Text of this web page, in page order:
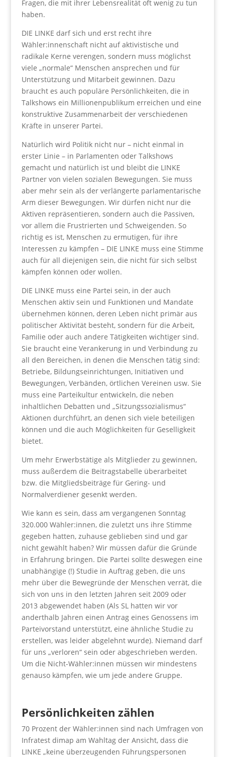
Fragen, die mit ihrer Lebensrealität oft wenig zu tun
haben.
DIE LINKE darf sich und erst recht ihre
Wähler:innenschaft nicht auf aktivistische und
radikale Kerne verengen, sondern muss möglichst
viele „normale“ Menschen ansprechen und für
Unterstützung und Mitarbeit gewinnen. Dazu
braucht es auch populäre Persönlichkeiten, die in
Talkshows ein Millionenpublikum erreichen und eine
konstruktive Zusammenarbeit der verschiedenen
Kräfte in unserer Partei.
Natürlich wird Politik nicht nur – nicht einmal in
erster Linie – in Parlamenten oder Talkshows
gemacht und natürlich ist und bleibt die LINKE
Partner von vielen sozialen Bewegungen. Sie muss
aber mehr sein als der verlängerte parlamentarische
Arm dieser Bewegungen. Wir dürfen nicht nur die
Aktiven repräsentieren, sondern auch die Passiven,
vor allem die Frustrierten und Schweigenden. So
richtig es ist, Menschen zu ermutigen, für ihre
Interessen zu kämpfen – DIE LINKE muss eine Stimme
auch für all diejenigen sein, die nicht für sich selbst
kämpfen können oder wollen.
DIE LINKE muss eine Partei sein, in der auch
Menschen aktiv sein und Funktionen und Mandate
übernehmen können, deren Leben nicht primär aus
politischer Aktivität besteht, sondern für die Arbeit,
Familie oder auch andere Tätigkeiten wichtiger sind.
Sie braucht eine Verankerung in und Verbindung zu
all den Bereichen, in denen die Menschen tätig sind:
Betriebe, Bildungseinrichtungen, Initiativen und
Bewegungen, Verbänden, örtlichen Vereinen usw. Sie
muss eine Parteikultur entwickeln, die neben
inhaltlichen Debatten und „Sitzungssozialismus“
Aktionen durchführt, an denen sich viele beteiligen
können und die auch Möglichkeiten für Geselligkeit
bietet.
Um mehr Erwerbstätige als Mitglieder zu gewinnen,
muss außerdem die Beitragstabelle überarbeitet
bzw. die Mitgliedsbeiträge für Gering- und
Normalverdiener gesenkt werden.
Wie kann es sein, dass am vergangenen Sonntag
320.000 Wähler:innen, die zuletzt uns ihre Stimme
gegeben hatten, zuhause geblieben sind und gar
nicht gewählt haben? Wir müssen dafür die Gründe
in Erfahrung bringen. Die Partei sollte deswegen eine
unabhängige (!) Studie in Auftrag geben, die uns
mehr über die Bewegründe der Menschen verrät, die
sich von uns in den letzten Jahren seit 2009 oder
2013 abgewendet haben (Als SL hatten wir vor
anderthalb Jahren einen Antrag eines Genossens im
Parteivorstand unterstützt, eine ähnliche Studie zu
erstellen, was leider abgelehnt wurde). Niemand darf
für uns „verloren“ sein oder abgeschrieben werden.
Um die Nicht-Wähler:innen müssen wir mindestens
genauso kämpfen, wie um jede andere Gruppe.
Persönlichkeiten zählen
70 Prozent der Wähler:innen sind nach Umfragen von
Infratest dimap am Wahltag der Ansicht, dass die
LINKE „keine überzeugenden Führungspersonen